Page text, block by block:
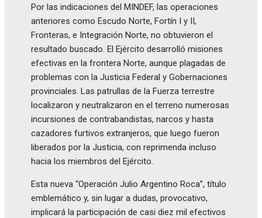
Por las indicaciones del MINDEF, las operaciones
anteriores como Escudo Norte, Fortín I y II,
Fronteras, e Integración Norte, no obtuvieron el
resultado buscado. El Ejército desarrolló misiones
efectivas en la frontera Norte, aunque plagadas de
problemas con la Justicia Federal y Gobernaciones
provinciales. Las patrullas de la Fuerza terrestre
localizaron y neutralizaron en el terreno numerosas
incursiones de contrabandistas, narcos y hasta
cazadores furtivos extranjeros, que luego fueron
liberados por la Justicia, con reprimenda incluso
hacia los miembros del Ejército.
Esta nueva “Operación Julio Argentino Roca”, título
emblemático y, sin lugar a dudas, provocativo,
implicará la participación de casi diez mil efectivos